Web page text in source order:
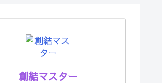
創結マスター